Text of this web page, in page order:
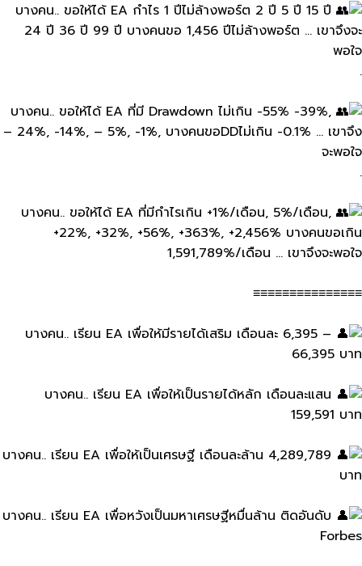
บางคน.. ขอให้ได้​ EA​ กำไร​ 1 ปี​ไม่ล้างพอร์ต 2 ปี​ 5 ปี​ 15​ ปี​
24​ ปี​ 36​ ปี​ 99​ ปี บางคนขอ 1,456 ปีไม่ล้างพอร์ต … เขาจึงจะ
พอใจ​
.
บางคน.. ขอให้ได้​ EA​ ที่มี​ Drawdown​ ไม่เกิน -55% ​-39%,
– 24%, -14%, – 5%, -1%, บางคนขอDDไม่เกิน​ -​0.1% … เขาจึง
จะพอใจ
.
บางคน.. ขอให้ได้​ EA​ ที่มี​กำไรเกิน +1%/เดือน, 5%/เดือน,
+22%, +32%, +56%, +363%, +2,456% บางคนขอเกิน​
1,591,789%/เดือน … เขาจึงจะพอใจ
≡≡≡≡≡≡≡≡≡≡≡≡≡≡≡
บางคน.. เรียน​ EA​ เพื่อให้มีรายได้เสริม​ เดือนละ​ 6,395 –
66,395 บาท
บางคน.. เรียน​ EA​ เพื่อให้เป็นรายได้หลัก​ เดือนละ​แสน
159,591 บาท
บางคน.. เรียน​ EA​ เพื่อให้เป็นเศรษฐี​ เดือนละล้าน 4,289,789
บาท
บางคน.. เรียน​ EA​ เพื่อหวังเป็นมหาเศรษฐี​หมื่นล้าน ติดอันดับ​
Forbes